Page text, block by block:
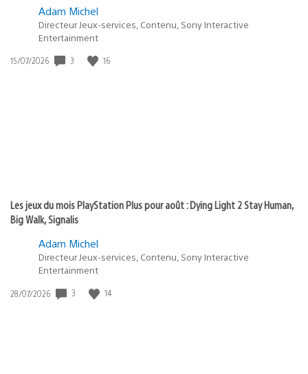
Adam Michel
Directeur Jeux-services, Contenu, Sony Interactive
Entertainment
Date
15/07/2026 3 16
Les jeux du mois PlayStation Plus pour août : Dying Light 2 Stay Human,
Big Walk, Signalis
Adam Michel
Directeur Jeux-services, Contenu, Sony Interactive
Entertainment
Date
28/07/2026 3 14